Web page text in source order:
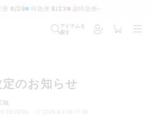
便 8/29 特急便 8/23 超特急便−
アイテムを
探す
定のお知らせ
報
02:20:06 2026.8.8 06:17:49